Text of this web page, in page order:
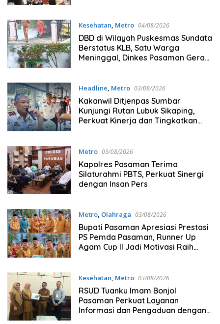
Kesehatan, Metro 04/08/2026
DBD di Wilayah Puskesmas Sundata
Berstatus KLB, Satu Warga
Meninggal, Dinkes Pasaman Gerak
Headline, Metro 03/08/2026
Kakanwil Ditjenpas Sumbar
Kunjungi Rutan Lubuk Sikaping,
Perkuat Kinerja dan Tingkatkan
Metro 03/08/2026
Kapolres Pasaman Terima
Silaturahmi PBTS, Perkuat Sinergi
dengan Insan Pers
Metro, Olahraga 03/08/2026
Bupati Pasaman Apresiasi Prestasi
PS Pemda Pasaman, Runner Up
Agam Cup II Jadi Motivasi Raih
Kesehatan, Metro 03/08/2026
RSUD Tuanku Imam Bonjol
Pasaman Perkuat Layanan
Informasi dan Pengaduan dengan